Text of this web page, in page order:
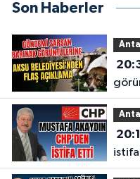
Son Haberler
flaş